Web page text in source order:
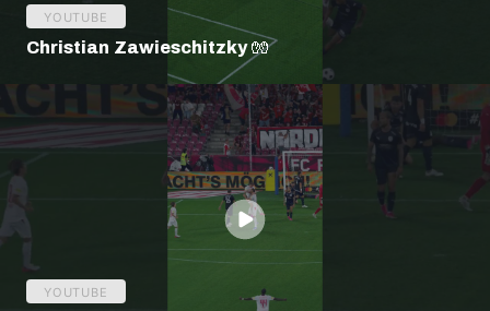
YOUTUBE
Christian Zawieschitzky 🧤
YOUTUBE